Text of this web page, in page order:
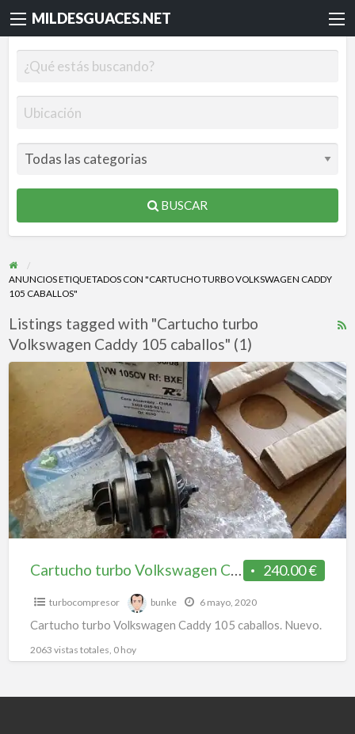
MILDESGUACES.NET
BUSCAR
ANUNCIOS ETIQUETADOS CON "CARTUCHO TURBO VOLKSWAGEN CADDY
105 CABALLOS"
Listings tagged with "Cartucho turbo
Volkswagen Caddy 105 caballos" (1)
Cartucho
turbo
105
caballos
240.00 €
Cartucho turbo Volkswagen Caddy 105 caballos
turbocompresor bunke 6 mayo, 2020
Cartucho turbo Volkswagen Caddy 105 caballos. Nuevo.
2063 vistas totales, 0 hoy